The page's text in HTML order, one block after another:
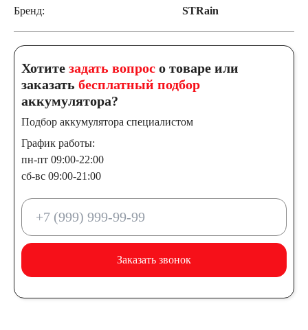
Бренд: STRain
Хотите задать вопрос о товаре или
заказать бесплатный подбор
аккумулятора?
Подбор аккумулятора специалистом
График работы:
пн-пт 09:00-22:00
сб-вс 09:00-21:00
Заказать звонок